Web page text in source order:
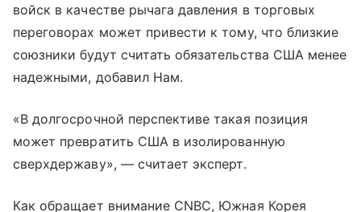
войск в качестве рычага давления в торговых
переговорах может привести к тому, что близкие
союзники будут считать обязательства США менее
надежными, добавил Нам.
«В долгосрочной перспективе такая позиция
может превратить США в изолированную
сверхдержаву», — считает эксперт.
Как обращает внимание CNBC, Южная Корея